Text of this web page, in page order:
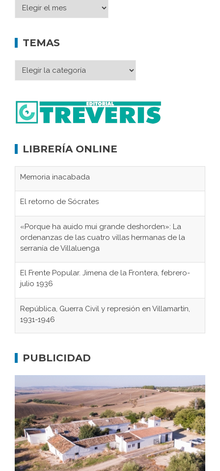
TEMAS
LIBRERÍA ONLINE
Memoria inacabada
El retorno de Sócrates
«Porque ha auido mui grande deshorden»: La
ordenanzas de las cuatro villas hermanas de la
serranía de Villaluenga
El Frente Popular. Jimena de la Frontera, febrero-
julio 1936
República, Guerra Civil y represión en Villamartín,
1931-1946
concentración nazis
Bornos
El Frente Popular. Ubrique, febrero-julio 1936
Juntar las letras. La alfabetización en el campo: del
afán de saber a la autogestión
PUBLICIDAD